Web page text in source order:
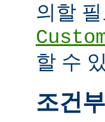
의할
할 수
조건